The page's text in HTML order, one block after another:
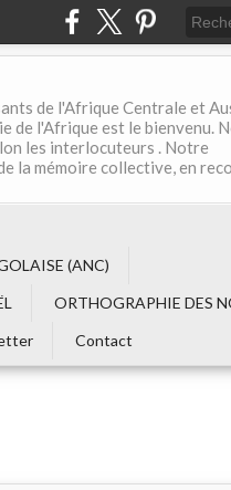
de l'Afrique Centrale et
de l'Afrique est le bienvenu.
les interlocuteurs . Notre
la mémoire collective, en
(ANC)
ORTHOGRAPHIE DES
Contact